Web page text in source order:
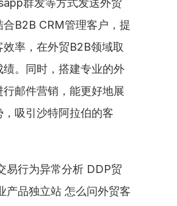
群发等方式发送外贸
合B2B CRM管理客户，提
效率，在外贸B2B领域取
绩。同时，搭建专业的外
行邮件营销，能更好地展
，吸引沙特阿拉伯的客
易行为异常分析 DDP贸
产品独立站 怎么问外贸客